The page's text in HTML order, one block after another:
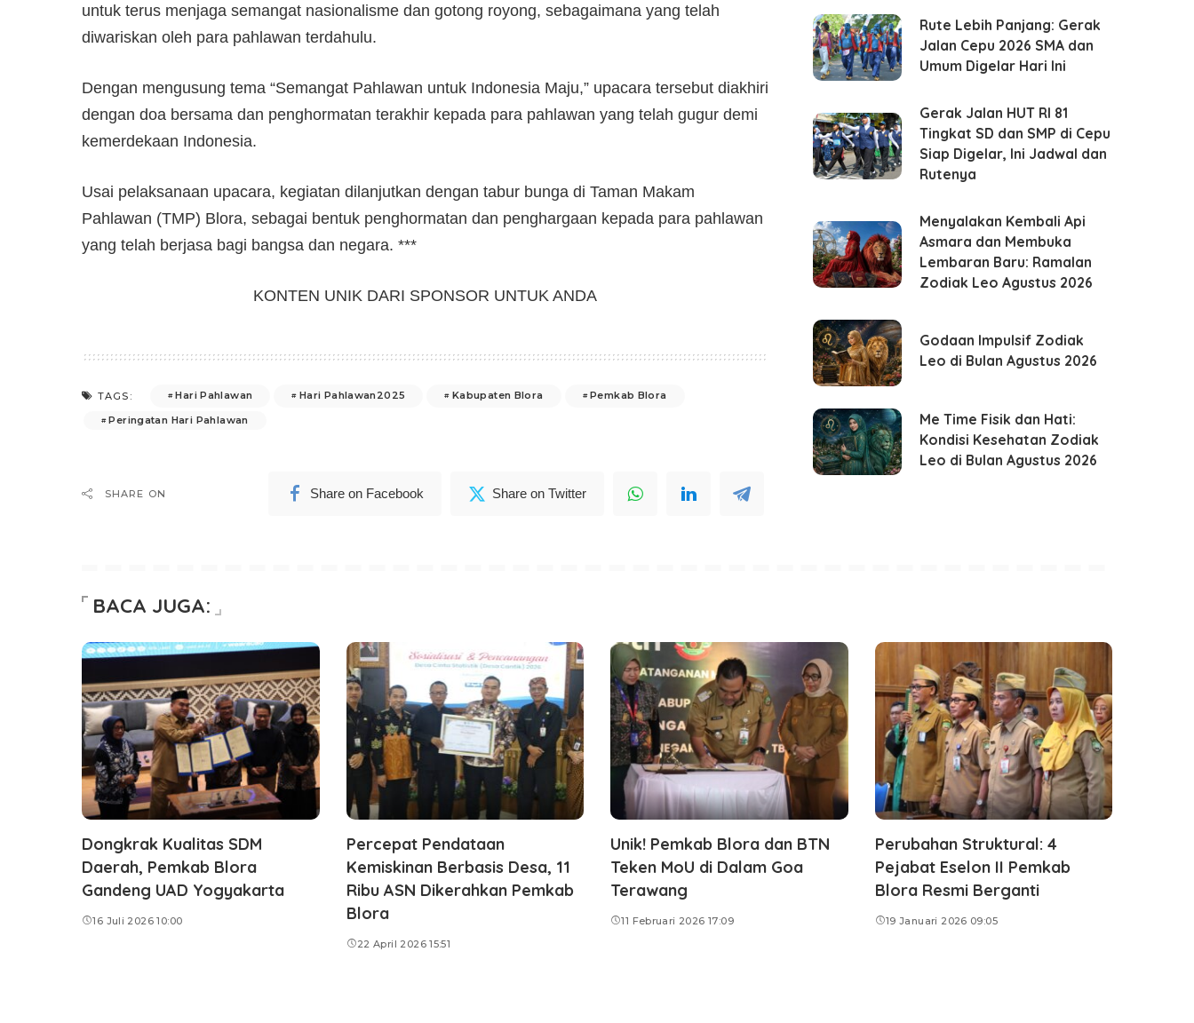
untuk terus menjaga semangat nasionalisme dan gotong royong, sebagaimana yang telah
diwariskan oleh para pahlawan terdahulu.
‎Dengan mengusung tema “Semangat Pahlawan untuk Indonesia Maju,” upacara tersebut diakhiri
dengan doa bersama dan penghormatan terakhir kepada para pahlawan yang telah gugur demi
kemerdekaan Indonesia.
‎Usai pelaksanaan upacara, kegiatan dilanjutkan dengan tabur bunga di Taman Makam
Pahlawan (TMP) Blora, sebagai bentuk penghormatan dan penghargaan kepada para pahlawan
yang telah berjasa bagi bangsa dan negara. ***
KONTEN UNIK DARI SPONSOR UNTUK ANDA
TAGS: Hari Pahlawan Hari Pahlawan2025 Kabupaten Blora
Pemkab Blora
Peringatan Hari Pahlawan
SHARE ON Share on Facebook Share on Twitter
Rute Lebih Panjang: Gerak
Jalan Cepu 2026 SMA dan
Umum Digelar Hari Ini
Gerak Jalan HUT RI 81
Tingkat SD dan SMP di Cepu
Siap Digelar, Ini Jadwal dan
Rutenya
Menyalakan Kembali Api
Asmara dan Membuka
Lembaran Baru: Ramalan
Zodiak Leo Agustus 2026
Godaan Impulsif Zodiak
Leo di Bulan Agustus 2026
Me Time Fisik dan Hati:
Kondisi Kesehatan Zodiak
Leo di Bulan Agustus 2026
BACA JUGA:
Dongkrak Kualitas SDM
Daerah, Pemkab Blora
Gandeng UAD Yogyakarta
16 Juli 2026 10:00
Percepat Pendataan
Kemiskinan Berbasis Desa, 11
Ribu ASN Dikerahkan Pemkab
Blora
22 April 2026 15:51
Unik! Pemkab Blora dan BTN
Teken MoU di Dalam Goa
Terawang
11 Februari 2026 17:09
Perubahan Struktural: 4
Pejabat Eselon II Pemkab
Blora Resmi Berganti
19 Januari 2026 09:05